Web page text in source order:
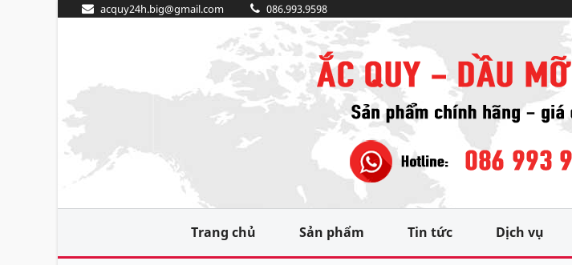
acquy24h.big@gmail.com 086.993.9598
Trang chủ Sản phẩm Tin tức Dịch vụ